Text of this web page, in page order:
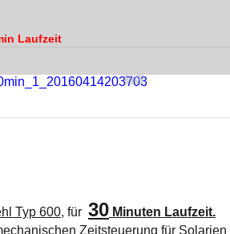
Laufzeit
Typ 600, für 30 Minuten Laufzeit.
Zeitsteuerung für Solarien